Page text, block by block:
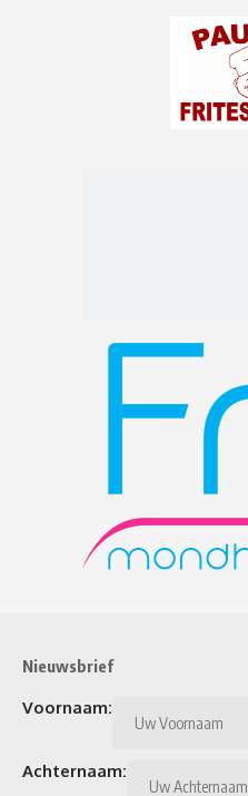
Nieuwsbrief
Voornaam:
Achternaam: